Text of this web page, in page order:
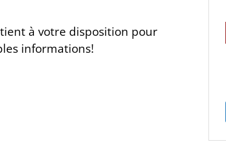
à votre disposition pour
informations!